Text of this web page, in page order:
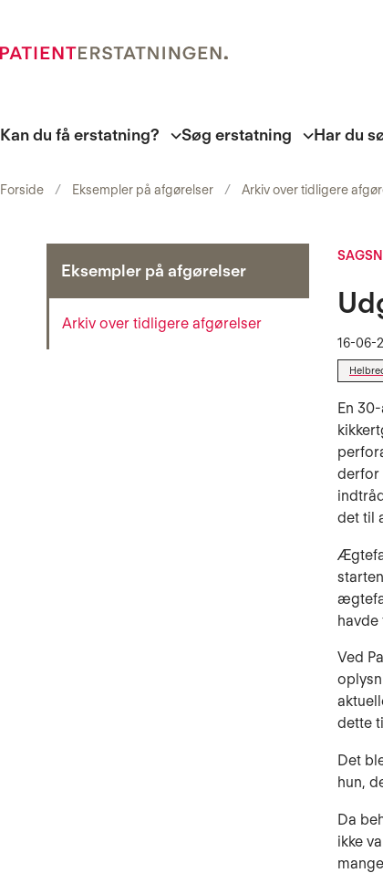
Kan du få erstatning? Søg erstatning Har du
Forside Eksempler på afgørelser Arkiv over tidligere
Eksempler på afgørelser
Arkiv over tidligere afgørelser
16-06-
En
derfor
det til
havde
Ved
dette
Det
hun,
Da
ikke